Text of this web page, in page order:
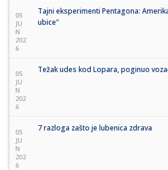
05
JU
N
202
6
Tajni eksperimenti Pentagona:
ubice"
05
JU
N
202
6
Težak udes kod Lopara, poginuo
05
JU
N
202
6
7 razloga zašto je lubenica zdrava